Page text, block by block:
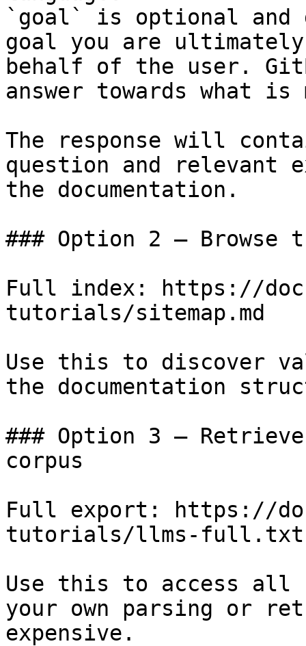
`goal` is optional and
goal you are
behalf of the user.
answer towards what
The response will
question and relevant
the documentation.
### Option 2 — Browse
Full index: https://
tutorials/sitemap.md
Use this to discover
the documentation
### Option 3 —
corpus
Full export: https://
tutorials/llms-full.txt
Use this to access all
your own parsing or
expensive.